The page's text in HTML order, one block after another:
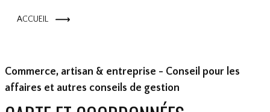
ACCUEIL
Commerce, artisan & entreprise - Conseil pour les
affaires et autres conseils de gestion